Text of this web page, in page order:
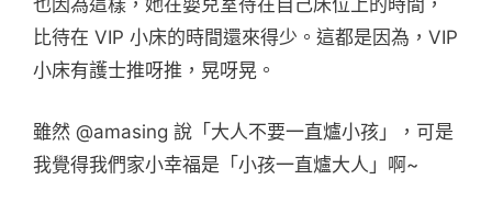
也因為這樣，她在嬰兒室待在自己床位上的時間，
比待在 VIP 小床的時間還來得少。這都是因為，VIP
小床有護士推呀推，晃呀晃。
雖然 @amasing 說「大人不要一直爐小孩」，可是
我覺得我們家小幸福是「小孩一直爐大人」啊~